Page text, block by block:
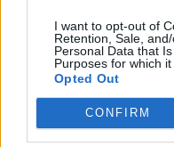
I want to opt-out of
Retention, Sale,
Personal Data that
Purposes for which it
Opted Out
CONFIRM